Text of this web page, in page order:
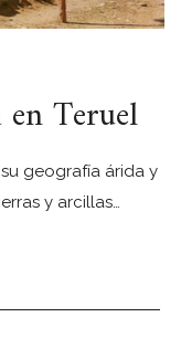
Teruel
geografía árida y
y arcillas…